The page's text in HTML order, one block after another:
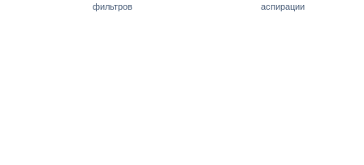
фильтров
аспирации